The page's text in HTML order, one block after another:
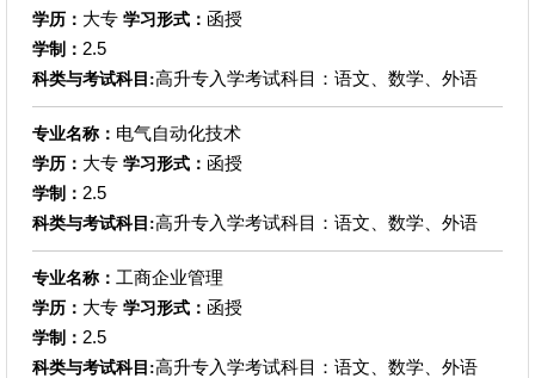
学历： 大专 学习形式： 函授
学制： 2.5
科类与考试科目:高升专入学考试科目：语文、数学、外语
专业名称： 电气自动化技术
学历： 大专 学习形式： 函授
学制： 2.5
科类与考试科目:高升专入学考试科目：语文、数学、外语
专业名称： 工商企业管理
学历： 大专 学习形式： 函授
学制： 2.5
科类与考试科目:高升专入学考试科目：语文、数学、外语